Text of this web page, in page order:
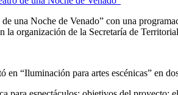
una Noche de Venado” con una
la organización de la Secretaría de
“Iluminación para artes escénicas” en